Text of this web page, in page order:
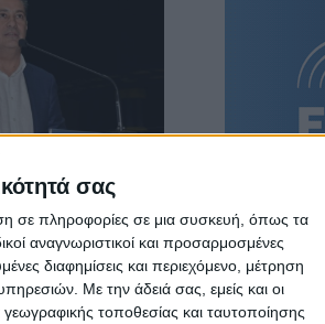
σας
σε πληροφορίες σε μια συσκευή, όπως τα
αναγνωριστικοί και προσαρμοσμένες
διαφημίσεις και περιεχόμενο, μέτρηση
Με την άδειά σας, εμείς και οι
τοποθεσίας και ταυτοποίησης
για τον
το Αγρίνιο
άνθρωπο με
στην
της πόλης